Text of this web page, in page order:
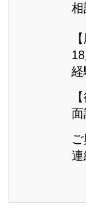
相
経
面
連